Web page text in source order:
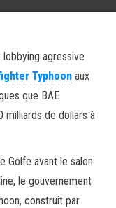
lobbying agressive
Typhoon aux
que BAE
milliards de dollars à
Golfe avant le salon
le gouvernement
construit par